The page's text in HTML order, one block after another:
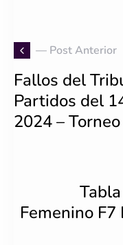
— Post Anterior
Fallos del
Partidos del
2024 –
Femenino